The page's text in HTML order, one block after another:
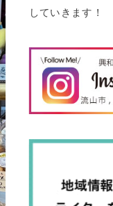
していきます！